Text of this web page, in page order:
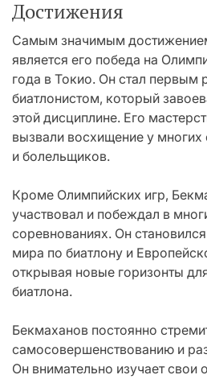
Достижения
Самым значимым
является его победа на
года в Токио. Он стал первым
биатлонистом, который
этой дисциплине. Его
вызвали восхищение у многих
и болельщиков.
Кроме Олимпийских игр,
участвовал и побеждал в
соревнованиях. Он
мира по биатлону и
открывая новые горизонты
биатлона.
Бекмаханов постоянно
самосовершенствованию и
Он внимательно изучает свои